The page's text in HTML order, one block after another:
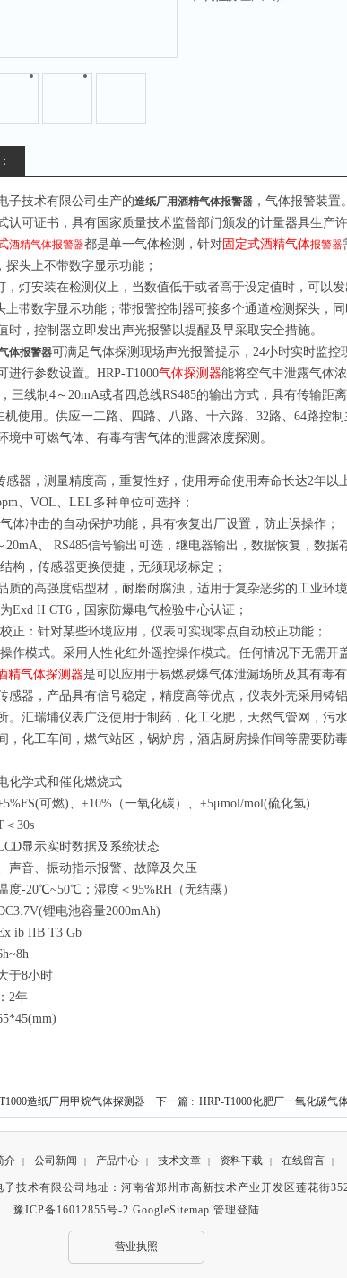
子技术有限公司生产的造纸厂用酒精气体报警器 ，气体报警装
认可证书，具有国家质量技术监督部门颁发的计量器具生产许
酒精气体报警器都是单一气体检测 ， 针对固定式酒精气体报警器
， 探头上不带数字显示功能 ；
， 灯安装在检测仪上，当数值低于或者高于设定值时，可以
上带数字显示功能 ； 带报警控制器可接多个通道检测探头，
时，控制器立即发出声光报警以提醒及早采取安全措施。
体报警器可满足气体探测现场声光报警提示，24小时实时监控
进行参数设置。HRP-T1000气体探测器能将空气中泄露气体
三线制4～20mA或者四总线RS485的输出方式，具有传输距
机使用。供应一二路、四路、八路、十六路、32路、64路控
境中可燃气体、有毒有害气体的泄露浓度探测。
器，测量精度高，重复性好，使用寿命使用寿命长达2年以
、VOL、LEL多种单位可选择；
体冲击的自动保护功能，具有恢复出厂设置，防止误操作；
、 RS485信号输出可选，继电器输出，数据恢复，数据
构，传感器更换便捷，无须现场标定；
的高强度铝型材，耐磨耐腐浊，适用于复杂恶劣的工业环境
Exd II CT6，国家防爆电气检验中心认证；
正：针对某些环境应用，仪表可实现零点自动校正功能；
作模式。采用人性化红外遥控操作模式。任何情况下无需开
精气体探测器是可以应用于易燃易爆气体泄漏场所及其有毒
感器，产品具有信号稳定，精度高等优点，仪表外壳采用铸
。汇瑞埔仪表广泛使用于制药，化工化肥，天然气管网，污
，化工车间，燃气站区，锅炉房，酒店厨房操作间等需要防
化学式和催化燃烧式
可燃)、±10%（一氧化碳）、±5μmol/mol(硫化氢)
30s
显示实时数据及系统状态
声音、振动指示报警、故障及欠压
度-20℃~50℃；湿度＜95%RH（无结露）
锂电池容量2000mAh)
ib IIB T3 Gb
于8小时
2年
造纸厂用甲烷气体探测器 下一篇 : HRP-T1000化肥厂一氧化碳气
介 | 公司新闻 | 产品中心 | 技术文章 | 资料下载 | 在线留言 |
技术有限公司地址：河南省郑州市高新技术产业开发区莲花街
豫ICP备16012855号-2 GoogleSitemap 管理登陆
营业执照